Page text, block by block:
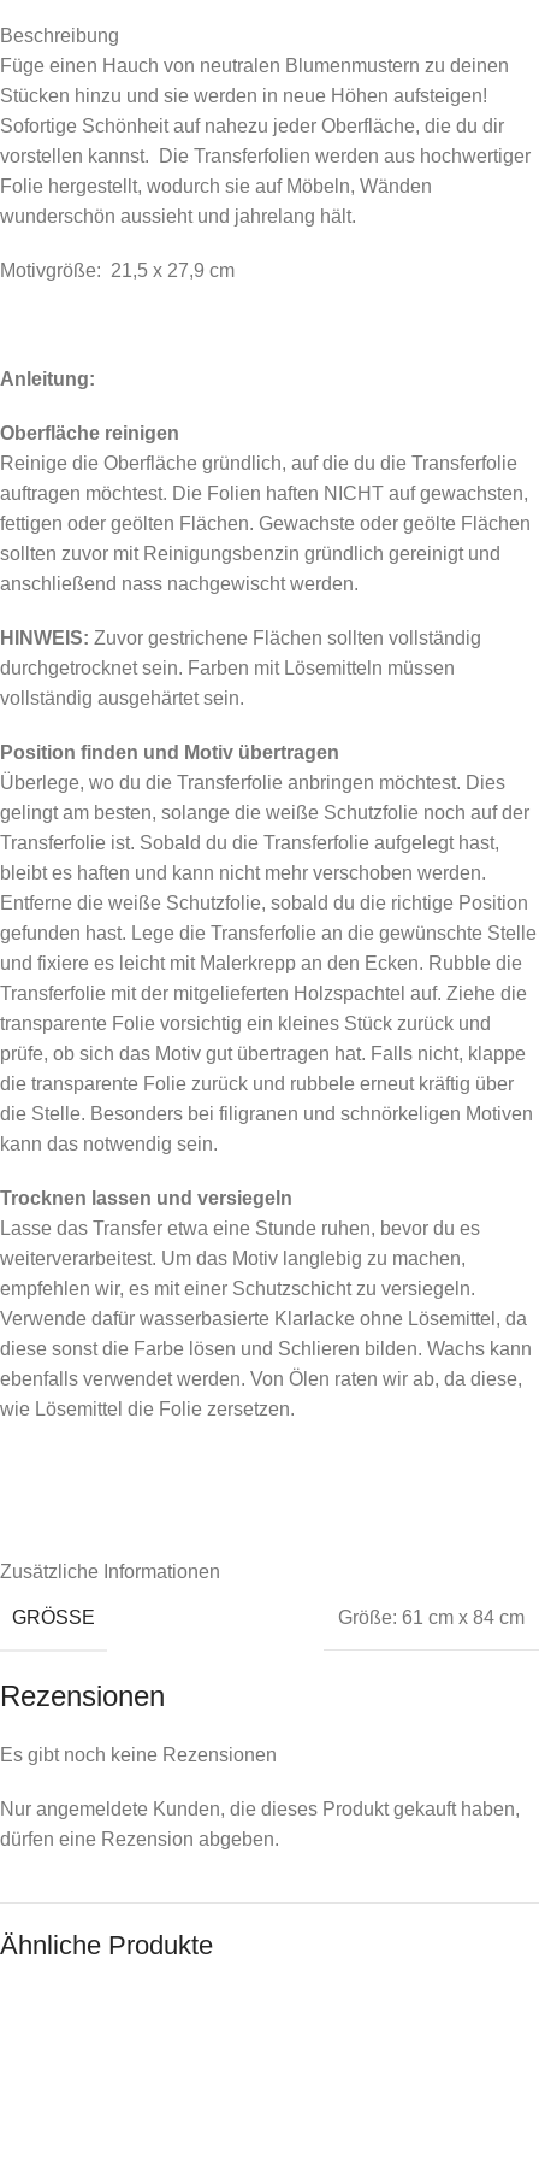
Beschreibung
Füge einen Hauch von neutralen Blumenmustern zu deinen
Stücken hinzu und sie werden in neue Höhen aufsteigen!
Sofortige Schönheit auf nahezu jeder Oberfläche, die du dir
vorstellen kannst. Die Transferfolien werden aus hochwertiger
Folie hergestellt, wodurch sie auf Möbeln, Wänden
wunderschön aussieht und jahrelang hält.
Motivgröße: 21,5 x 27,9 cm
Anleitung:
Oberfläche reinigen
Reinige die Oberfläche gründlich, auf die du die Transferfolie
auftragen möchtest. Die Folien haften NICHT auf gewachsten,
fettigen oder geölten Flächen. Gewachste oder geölte Flächen
sollten zuvor mit Reinigungsbenzin gründlich gereinigt und
anschließend nass nachgewischt werden.
HINWEIS: Zuvor gestrichene Flächen sollten vollständig
durchgetrocknet sein. Farben mit Lösemitteln müssen
vollständig ausgehärtet sein.
Position finden und Motiv übertragen
Überlege, wo du die Transferfolie anbringen möchtest. Dies
gelingt am besten, solange die weiße Schutzfolie noch auf der
Transferfolie ist. Sobald du die Transferfolie aufgelegt hast,
bleibt es haften und kann nicht mehr verschoben werden.
Entferne die weiße Schutzfolie, sobald du die richtige Position
gefunden hast. Lege die Transferfolie an die gewünschte Stelle
und fixiere es leicht mit Malerkrepp an den Ecken. Rubble die
Transferfolie mit der mitgelieferten Holzspachtel auf. Ziehe die
transparente Folie vorsichtig ein kleines Stück zurück und
prüfe, ob sich das Motiv gut übertragen hat. Falls nicht, klappe
die transparente Folie zurück und rubbele erneut kräftig über
die Stelle. Besonders bei filigranen und schnörkeligen Motiven
kann das notwendig sein.
Trocknen lassen und versiegeln
Lasse das Transfer etwa eine Stunde ruhen, bevor du es
weiterverarbeitest. Um das Motiv langlebig zu machen,
empfehlen wir, es mit einer Schutzschicht zu versiegeln.
Verwende dafür wasserbasierte Klarlacke ohne Lösemittel, da
diese sonst die Farbe lösen und Schlieren bilden. Wachs kann
ebenfalls verwendet werden. Von Ölen raten wir ab, da diese,
wie Lösemittel die Folie zersetzen.
Zusätzliche Informationen
GRÖSSE Größe: 61 cm x 84 cm
Rezensionen
Es gibt noch keine Rezensionen
Nur angemeldete Kunden, die dieses Produkt gekauft haben,
dürfen eine Rezension abgeben.
Ähnliche Produkte